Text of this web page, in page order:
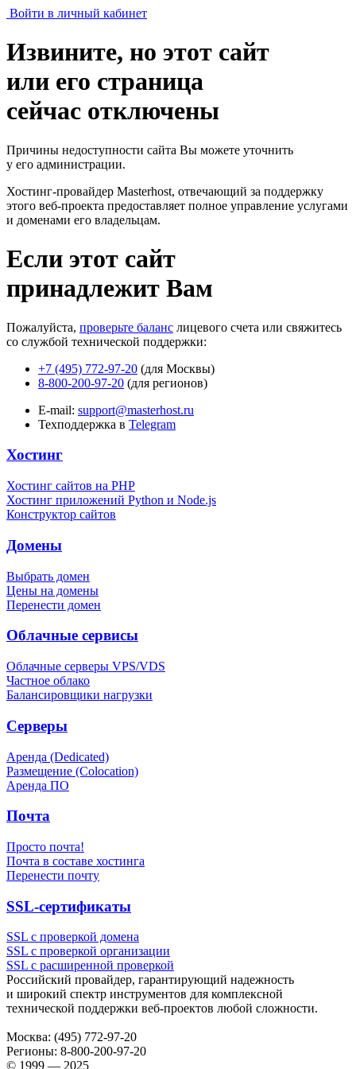
Войти в личный кабинет
Извините, но этот сайт
или его страница
сейчас отключены
Причины недоступности сайта Вы можете уточнить
у его администрации.
Хостинг-провайдер Masterhost, отвечающий за поддержку
этого веб-проекта предоставляет полное управление услугами
и доменами его владельцам.
Если этот сайт
принадлежит Вам
Пожалуйста, проверьте баланс лицевого счета или свяжитесь
со службой технической поддержки:
+7 (495) 772-97-20 (для Москвы)
8-800-200-97-20 (для регионов)
E-mail: support@masterhost.ru
Техподдержка в Telegram
Хостинг
Хостинг сайтов на PHP
Хостинг приложений Python и Node.js
Конструктор сайтов
Домены
Выбрать домен
Цены на домены
Перенести домен
Облачные сервисы
Облачные серверы VPS/VDS
Частное облако
Балансировщики нагрузки
Серверы
Аренда (Dedicated)
Размещение (Colocation)
Аренда ПО
Почта
Просто почта!
Почта в составе хостинга
Перенести почту
SSL-сертификаты
SSL с проверкой домена
SSL с проверкой организации
SSL с расширенной проверкой
Российский провайдер, гарантирующий надежность
и широкий спектр инструментов для комплексной
технической поддержки веб-проектов любой сложности.
Москва: (495) 772-97-20
Регионы: 8-800-200-97-20
© 1999 — 2025